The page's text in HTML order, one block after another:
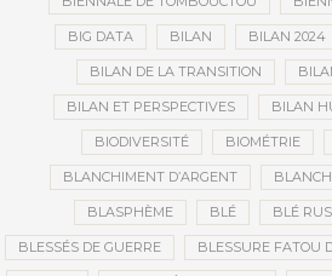
BIG DATA BILAN BILAN 2024
BILAN DE LA TRANSITION
BILAN ET PERSPECTIVES BILAN
BIODIVERSITÉ BIOMÉTRIE
BLANCHIMENT D’ARGENT
BLASPHÈME BLÉ BLÉ
BLESSÉS DE GUERRE BLESSURE FATOU